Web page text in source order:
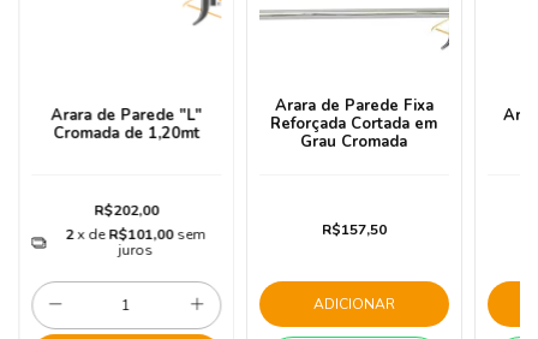
Arara de Parede "L"
Cromada de 1,20mt
R$202,00
2x deR$101,00 sem
juros
Arara de Parede Fixa
Reforçada Cortada em
Grau Cromada
R$157,50
ADICIONAR